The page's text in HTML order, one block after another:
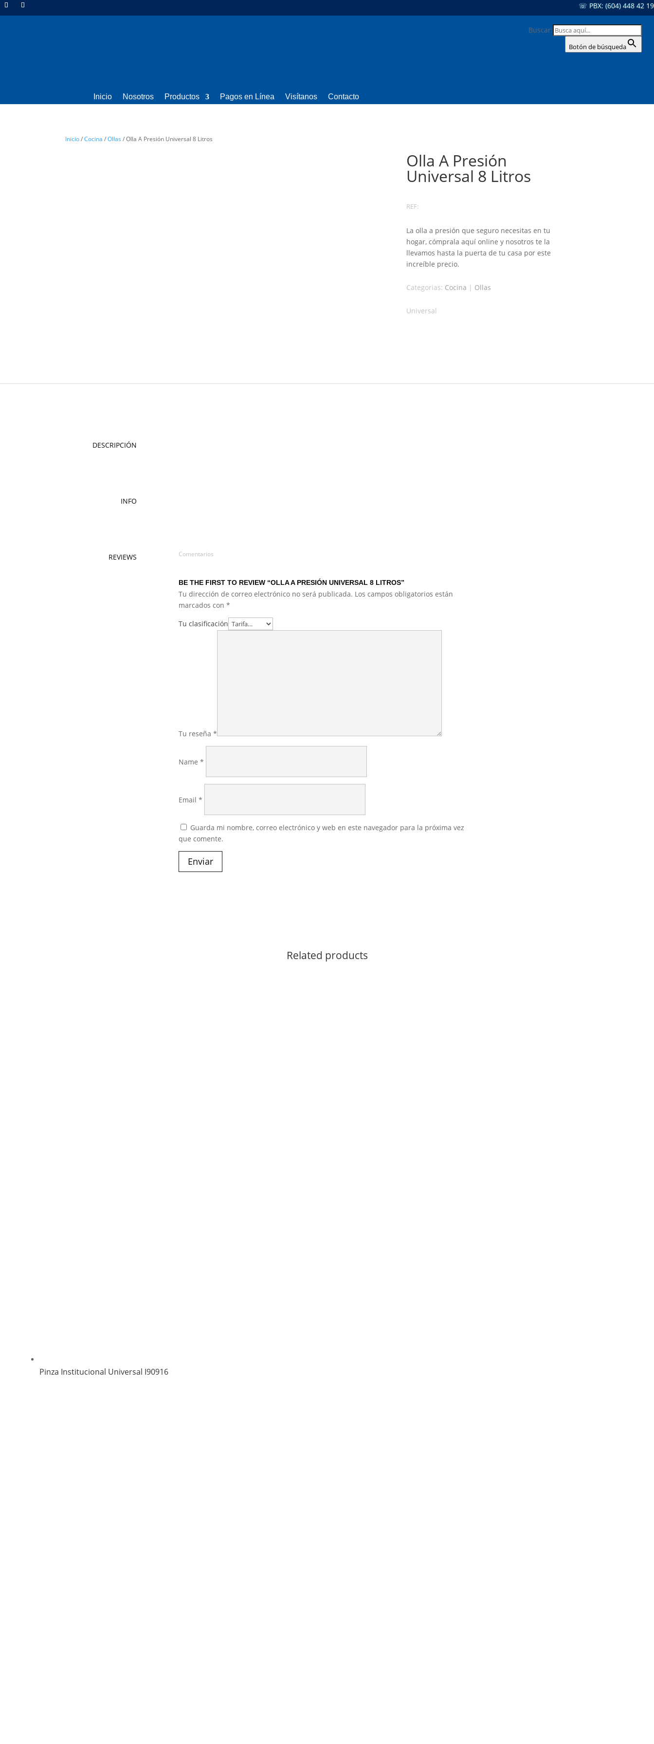
☏ PBX: (604) 448 42 19
Inicio Nosotros Productos Pagos en Línea Visítanos Contacto
Buscar:
Botón de búsqueda
Inicio/Cocina /Ollas / Olla A Presión Universal 8 Litros
Olla A Presión
Universal 8 Litros
REF:
La olla a presión que seguro necesitas en tu
hogar, cómprala aquí online y nosotros te la
llevamos hasta la puerta de tu casa por este
increíble precio.
Categorias: Cocina | Ollas
Universal
DESCRIPCIÓN
INFO
REVIEWS Comentarios
BE THE FIRST TO REVIEW “OLLA A PRESIÓN UNIVERSAL 8 LITROS”
Tu dirección de correo electrónico no será publicada. Los campos obligatorios están
marcados con *
Tu clasificación
Tu reseña *
Name *
Email *
Guarda mi nombre, correo electrónico y web en este navegador para la próxima vez
que comente.
Enviar
Related products
Pinza Institucional Universal I90916